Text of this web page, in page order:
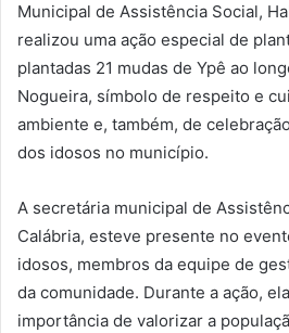
Municipal de Assistência Social,
realizou uma ação especial de
plantadas 21 mudas de Ypê ao
Nogueira, símbolo de respeito e
ambiente e, também, de
dos idosos no município.
A secretária municipal de
Calábria, esteve presente no
idosos, membros da equipe de
da comunidade. Durante a ação,
importância de valorizar a